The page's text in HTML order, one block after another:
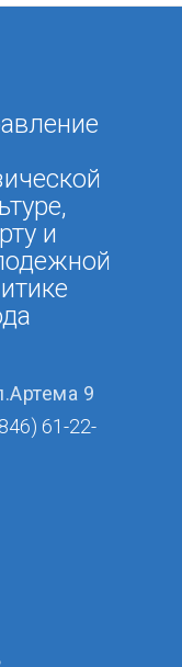
и
9
61-22-